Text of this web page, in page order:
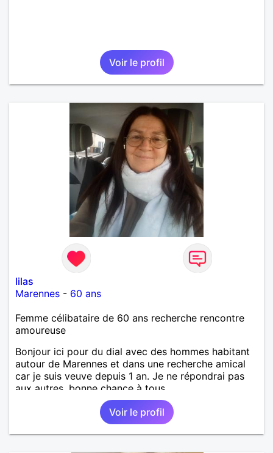
Voir le profil
lilas
Marennes - 60 ans
Femme célibataire de 60 ans recherche rencontre
amoureuse
Bonjour ici pour du dial avec des hommes habitant
autour de Marennes et dans une recherche amical
car je suis veuve depuis 1 an. Je ne répondrai pas
aux autres, bonne chance à tous.
Voir le profil